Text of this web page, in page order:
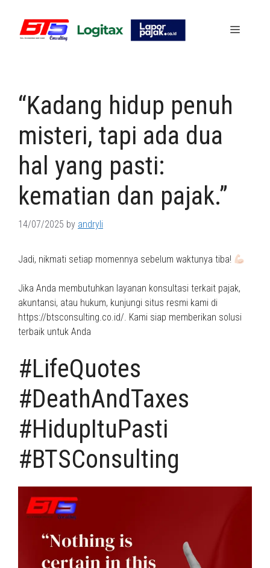
content
Menu
“Kadang hidup penuh
misteri, tapi ada dua
hal yang pasti:
kematian dan pajak.”
14/07/2025 by andryli
Jadi, nikmati setiap momennya sebelum waktunya tiba!
Jika Anda membutuhkan layanan konsultasi terkait pajak,
akuntansi, atau hukum, kunjungi situs resmi kami di
https://btsconsulting.co.id/. Kami siap memberikan solusi
terbaik untuk Anda
#LifeQuotes
#DeathAndTaxes
#HidupItuPasti
#BTSConsulting